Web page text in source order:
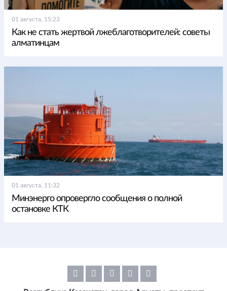
01 августа, 15:23
Как не стать жертвой лжеблаготворителей: советы
алматинцам
01 августа, 11:32
Минэнерго опровергло сообщения о полной
остановке КТК